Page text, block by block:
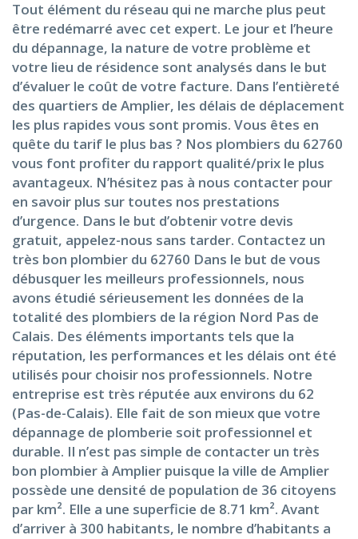
Tout élément du réseau qui ne marche plus peut
être redémarré avec cet expert. Le jour et l’heure
du dépannage, la nature de votre problème et
votre lieu de résidence sont analysés dans le but
d’évaluer le coût de votre facture. Dans l’entièreté
des quartiers de Amplier, les délais de déplacement
les plus rapides vous sont promis. Vous êtes en
quête du tarif le plus bas ? Nos plombiers du 62760
vous font profiter du rapport qualité/prix le plus
avantageux. N’hésitez pas à nous contacter pour
en savoir plus sur toutes nos prestations
d’urgence. Dans le but d’obtenir votre devis
gratuit, appelez-nous sans tarder. Contactez un
très bon plombier du 62760 Dans le but de vous
débusquer les meilleurs professionnels, nous
avons étudié sérieusement les données de la
totalité des plombiers de la région Nord Pas de
Calais. Des éléments importants tels que la
réputation, les performances et les délais ont été
utilisés pour choisir nos professionnels. Notre
entreprise est très réputée aux environs du 62
(Pas-de-Calais). Elle fait de son mieux que votre
dépannage de plomberie soit professionnel et
durable. Il n’est pas simple de contacter un très
bon plombier à Amplier puisque la ville de Amplier
possède une densité de population de 36 citoyens
par km². Elle a une superficie de 8.71 km². Avant
d’arriver à 300 habitants, le nombre d’habitants a